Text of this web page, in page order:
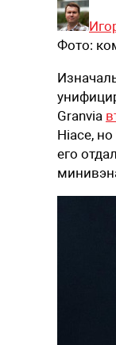
Фото:
Granvia
Hiace,
его